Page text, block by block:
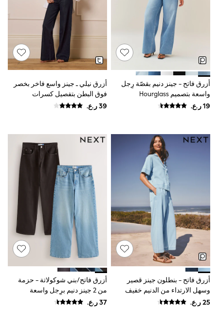
Dresses
Trousers
Skirts
Shirts
Polo Shirts
Sweatshirts
Coats & Jackets
Underwear
Socks & Tights
Multipacks
All Girls Sports & Swimwear
Leggings
Shorts
Joggers
adidas
Nike
Shop All
Shoes
Coats & Jackets
Bags & Accessories
Shirts
Polo Shirts
Shop all
Shoes
Coats & Jackets
Bags
Polo Shirts
Blue
Black
White
أزرق فاتح - جينز دنيم بقصّة رِجل
واسعة بتصميم Hourglass
أزرق نيلي ـ جينز واسع فاخر بخصر
فوق البطن بتفصيل كسرات
للحوامل من Seraphine
أزرق فاتح - بنطلون جينز قصير
وسهل الارتداء من الدنيم خفيف
الوزن بقصة رِجل واسعة
أزرق فاتح/بني شوكولاتة - حزمة
من 2 جينز دنيم برِجل واسعة